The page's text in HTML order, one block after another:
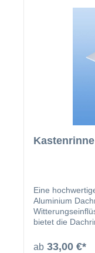
Eine
Aluminium
bietet die
homogenes
ab 33,00 €*